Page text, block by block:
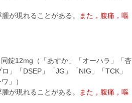
腫が現れることがある。
また，腹痛，嘔
錠12mg（「あすか」「オーハラ」「杏
」「DSEP」「JG」「NIG」「TCK」
」）
腫が現れることがある。
また，腹痛，嘔